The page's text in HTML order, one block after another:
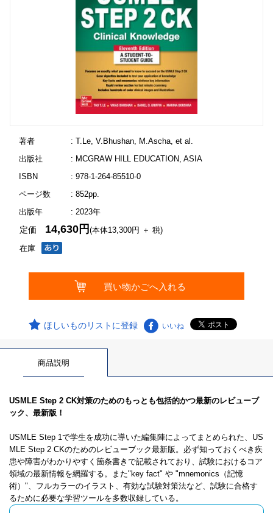
著者
: T.Le, V.Bhushan, M.Ascha, et al.
出版社
: MCGRAW HILL EDUCATION, ASIA
ISBN
: 978-1-264-85510-0
ページ数
: 852pp.
出版年
: 2023年
在庫
定価 14,630円(本体13,300円 ＋ 税)
ほしいものリストに登録 いいね
商品説明
USMLE Step 2 CK対策のためのもっとも包括的かつ最新のレビューブ
ック、最新版！
USMLE Step 1で学生を成功に導いた編集陣によってまとめられた、US
MLE Step 2 CKのためのレビューブック最新版。必ず知っておくべき疾
患や障害がわかりやすく箇条書きで記載されており、試験におけるコア
領域の最新情報を網羅する。また"key fact" や "mnemonics（記憶
術）"、フルカラーのイラスト、有効な試験対策法など、試験に合格す
るために必要な学習ツールを多数収録している。